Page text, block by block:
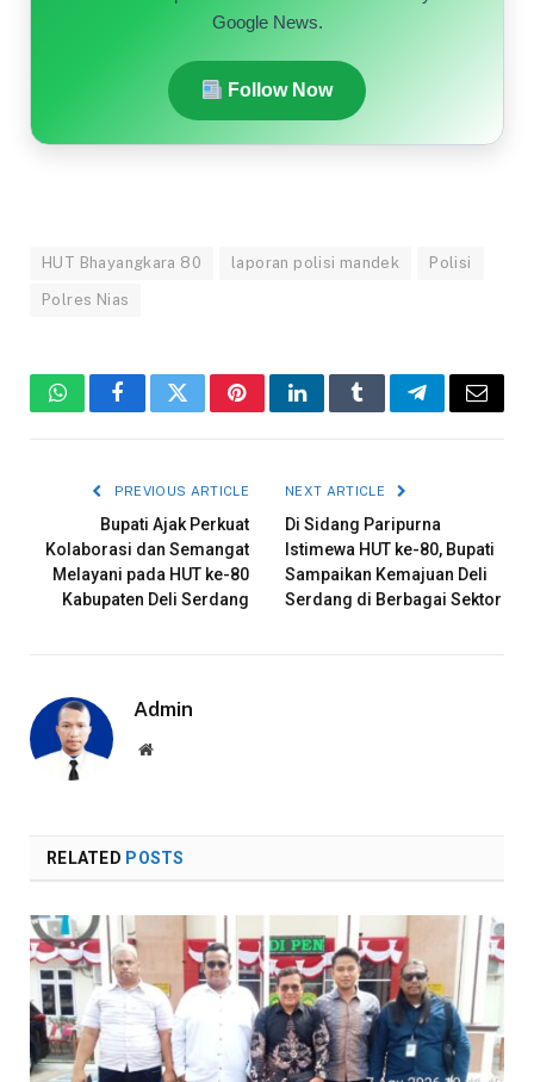
Google News.
Follow Now
HUT Bhayangkara 80 laporan polisi mandek Polisi
Polres Nias
WhatsAppFacebookTwitterPinterestLinkedInTumblrTelegramEmail
PREVIOUS ARTICLE
Bupati Ajak Perkuat
Kolaborasi dan Semangat
Melayani pada HUT ke-80
Kabupaten Deli Serdang
NEXT ARTICLE
Di Sidang Paripurna
Istimewa HUT ke-80, Bupati
Sampaikan Kemajuan Deli
Serdang di Berbagai Sektor
Admin
Website
RELATED POSTS